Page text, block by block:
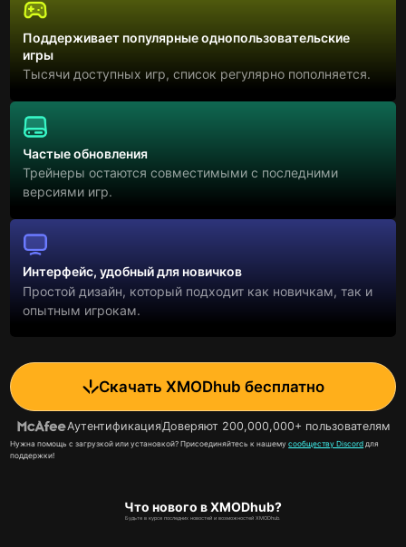
Поддерживает популярные однопользовательские
игры
Тысячи доступных игр, список регулярно пополняется.
Частые обновления
Трейнеры остаются совместимыми с последними
версиями игр.
Интерфейс, удобный для новичков
Простой дизайн, который подходит как новичкам, так и
опытным игрокам.
Скачать XMODhub бесплатно
Аутентификация Доверяют 200,000,000+ пользователям
Нужна помощь с загрузкой или установкой? Присоединяйтесь к нашемусообществу Discord для
поддержки!
Что нового в XMODhub?
Будьте в курсе последних новостей и возможностей XMODhub.